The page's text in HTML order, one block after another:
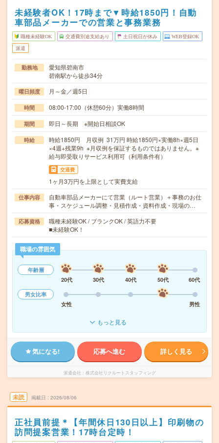
未経験者OK！17時まで▼時給1850円！自動
車部品メーカーでの営業と事務業務
職種未経験OK 交通費別途支給あり 土日祝日が休み WEB登録OK
派遣
勤務地
愛知県碧南市
碧南駅から徒歩34分
曜日頻度 月～金／週5日
時間 08:00-17:00（休憩60分）実働8時間
期間 即日～長期 ※開始日相談OK
時給
時給1850円 月収例 31万円 時給1850円×実働8h×週5日
×4週+残業9h ※月収例を保証するものではありません。※
給与即受取りサービス利用可（利用条件有）
交通費
1ヶ月3万円を上限として実費支給
仕事内容
自動車部品メーカーにて営業（ルート営業）＋事務のお仕
事・スケジュール調整・見積作成・資料作成・現場の…
応募資格
職種未経験OK / ブランクOK / 英語力不要
■未経験OK！
職場の雰囲気
年齢層
20代
30代 40代 50代
60代
男女比率
女性
男性
もっと見る
気になる! 応募へ進む 詳しく見る
派遣会社 株式会社リクルートスタッフィング
未読 掲載日 2026/08/06
正社員前提＊【年間休日130日以上】印刷物の
訪問提案営業！17時台定時！